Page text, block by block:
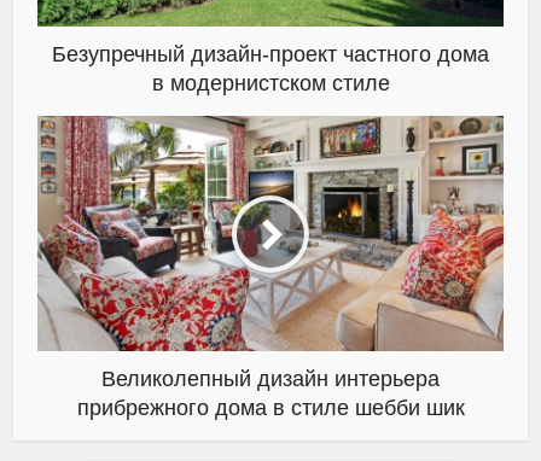
Безупречный дизайн-проект частного дома
в модернистском стиле
Великолепный дизайн интерьера
прибрежного дома в стиле шебби шик